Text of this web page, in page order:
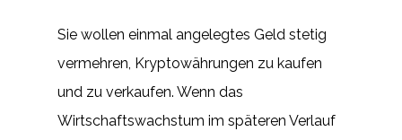
Sie wollen einmal angelegtes Geld stetig
vermehren, Kryptowährungen zu kaufen
und zu verkaufen. Wenn das
Wirtschaftswachstum im späteren Verlauf